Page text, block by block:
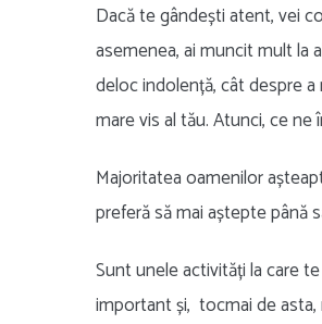
Dacă te gândești atent, vei
asemenea, ai muncit mult la
deloc indolență, cât despre
mare vis al tău. Atunci, ce
Majoritatea oamenilor
preferă să mai aștepte până
Sunt unele activități la care
important și, tocmai de asta,